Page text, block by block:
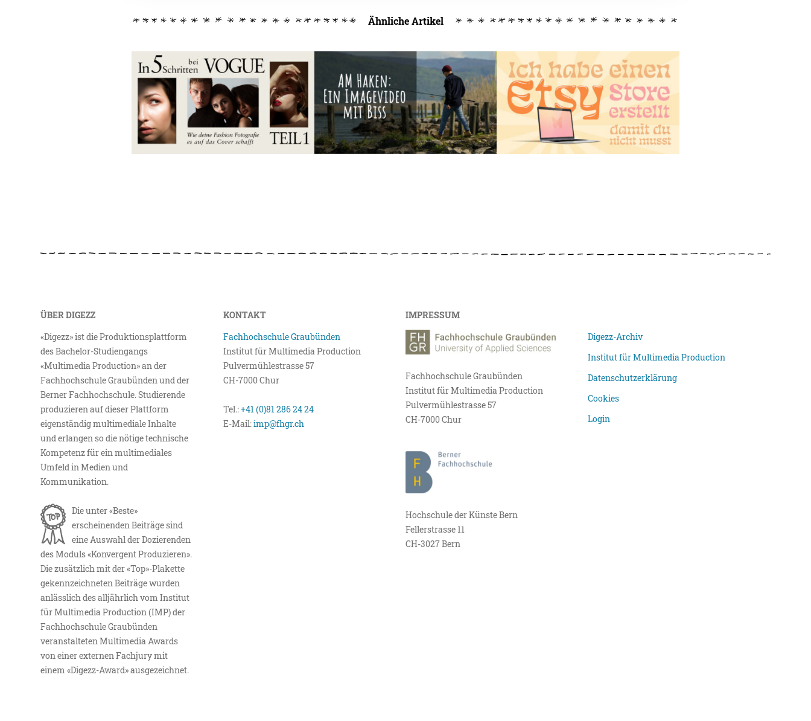
Ähnliche Artikel
ÜBER DIGEZZ
«Digezz» ist die Produktionsplattform
des Bachelor-Studiengangs
«Multimedia Production» an der
Fachhochschule Graubünden und der
Berner Fachhochschule. Studierende
produzieren auf dieser Plattform
eigenständig multimediale Inhalte
und erlangen so die nötige technische
Kompetenz für ein multimediales
Umfeld in Medien und
Kommunikation.
Die unter «Beste»
erscheinenden Beiträge sind
eine Auswahl der Dozierenden
des Moduls «Konvergent Produzieren».
Die zusätzlich mit der «Top»-Plakette
gekennzeichneten Beiträge wurden
anlässlich des alljährlich vom Institut
für Multimedia Production (IMP) der
Fachhochschule Graubünden
veranstalteten Multimedia Awards
von einer externen Fachjury mit
einem «Digezz-Award» ausgezeichnet.
KONTAKT
Fachhochschule Graubünden
Institut für Multimedia Production
Pulvermühlestrasse 57
CH-7000 Chur
Tel.:+41 (0)81 286 24 24
E-Mail:imp@fhgr.ch
IMPRESSUM
Fachhochschule Graubünden
Institut für Multimedia Production
Pulvermühlestrasse 57
CH-7000 Chur
Hochschule der Künste Bern
Fellerstrasse 11
CH-3027 Bern
Digezz-Archiv
Institut für Multimedia Production
Datenschutzerklärung
Cookies
Login